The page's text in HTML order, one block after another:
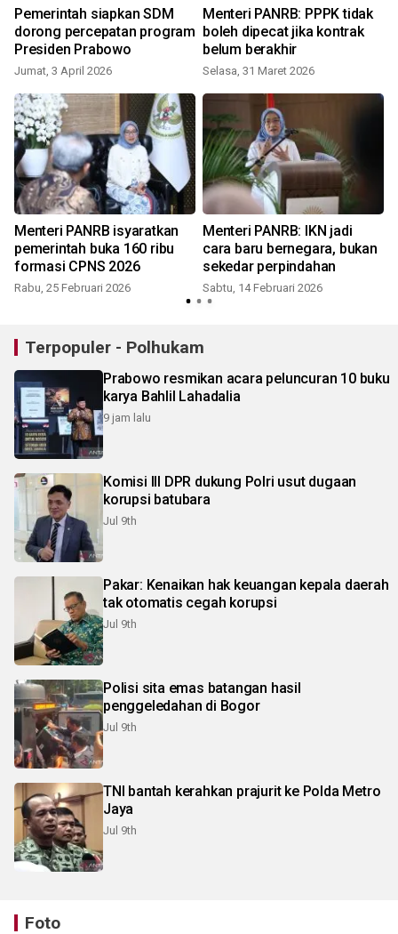
Pemerintah siapkan SDM
dorong percepatan program
Presiden Prabowo
Jumat, 3 April 2026
Menteri PANRB: PPPK tidak
boleh dipecat jika kontrak
belum berakhir
Selasa, 31 Maret 2026
Menteri PANRB isyaratkan
pemerintah buka 160 ribu
formasi CPNS 2026
Rabu, 25 Februari 2026
Menteri PANRB: IKN jadi
cara baru bernegara, bukan
sekedar perpindahan
Sabtu, 14 Februari 2026
Terpopuler - Polhukam
Prabowo resmikan acara peluncuran 10 buku
karya Bahlil Lahadalia
9 jam lalu
Komisi III DPR dukung Polri usut dugaan
korupsi batubara
Jul 9th
Pakar: Kenaikan hak keuangan kepala daerah
tak otomatis cegah korupsi
Jul 9th
Polisi sita emas batangan hasil
penggeledahan di Bogor
Jul 9th
TNI bantah kerahkan prajurit ke Polda Metro
Jaya
Jul 9th
Foto